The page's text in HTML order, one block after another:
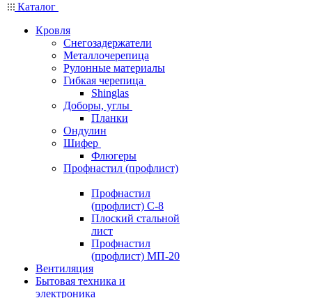
Каталог
Кровля
Снегозадержатели
Металлочерепица
Рулонные материалы
Гибкая черепица
Shinglas
Доборы, углы
Планки
Ондулин
Шифер
Флюгеры
Профнастил (профлист)
Профнастил
(профлист) С-8
Плоский стальной
лист
Профнастил
(профлист) МП-20
Вентиляция
Бытовая техника и
электроника